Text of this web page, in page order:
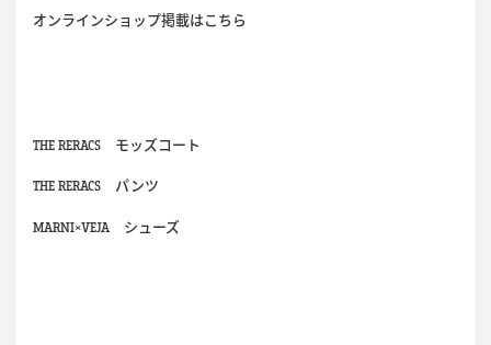
オンラインショップ掲載はこちら
THE RERACS モッズコート
THE RERACS パンツ
MARNI×VEJA シューズ